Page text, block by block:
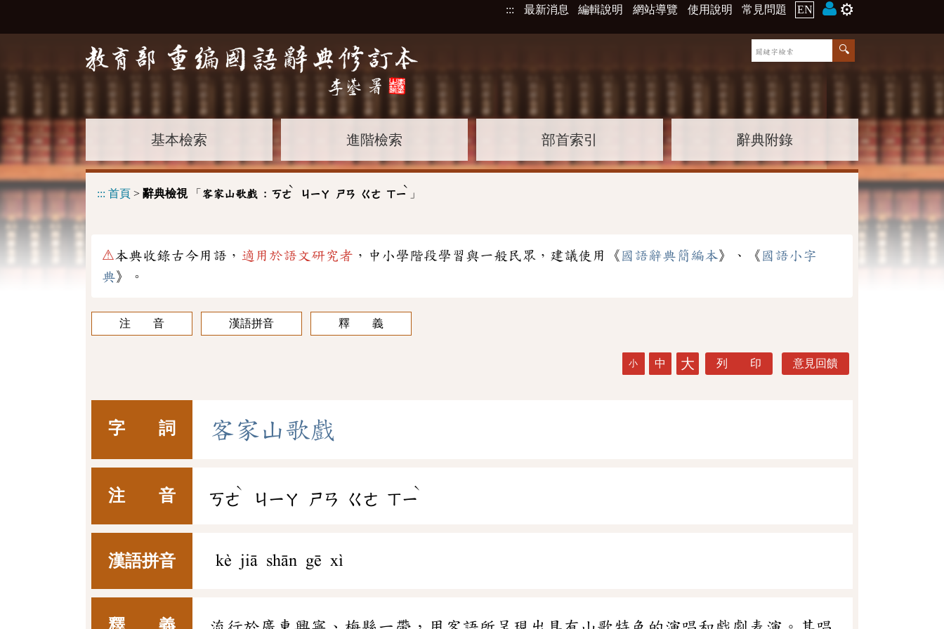
::: 最新消息 編輯說明 網站導覽 使用說明 常見問題 EN ⚙️
基本檢索 進階檢索 部首索引 辭典附錄
::: 首頁 > 辭典檢視「 客家山歌戲 : ㄎㄜ
ˋ
ㄐㄧㄚ ㄕㄢ ㄍㄜ ㄒㄧ
ˋ
」
⚠本典收錄古今用語， 適用於語文研究者 ，中小學階段學習與一般民眾，建議使用《 國語辭典簡編本》、《 國語小字
典》。
注 音 漢語拼音 釋 義
小 中 大 列 印 意見回饋
字 詞 客家山歌戲
注 音 ㄎㄜ
ˋ
ㄐㄧㄚ ㄕㄢ ㄍㄜ ㄒㄧ
ˋ
漢語拼音 kè jiā shān gē xì